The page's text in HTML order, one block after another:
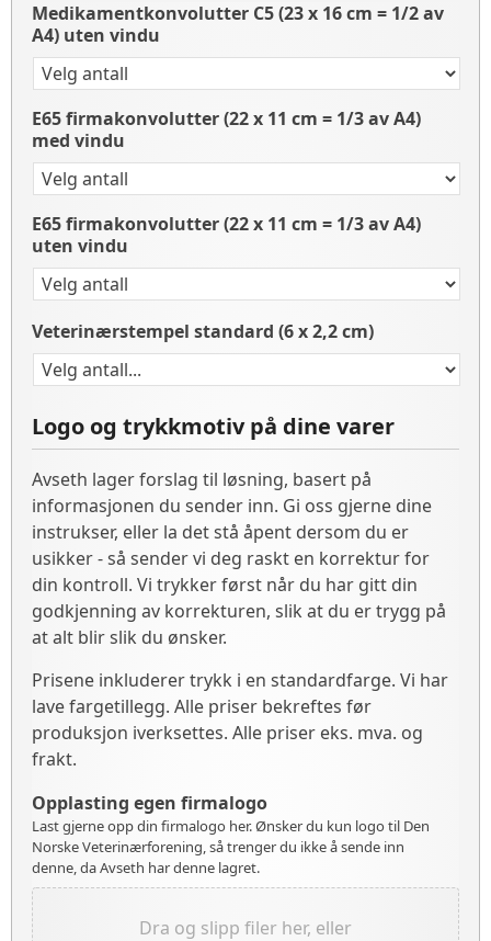
Medikamentkonvolutter C5 (23 x 16 cm = 1/2 av
A4) uten vindu
E65 firmakonvolutter (22 x 11 cm = 1/3 av A4)
med vindu
E65 firmakonvolutter (22 x 11 cm = 1/3 av A4)
uten vindu
Veterinærstempel standard (6 x 2,2 cm)
Logo og trykkmotiv på dine varer
Avseth lager forslag til løsning, basert på
informasjonen du sender inn. Gi oss gjerne dine
instrukser, eller la det stå åpent dersom du er
usikker - så sender vi deg raskt en korrektur for
din kontroll. Vi trykker først når du har gitt din
godkjenning av korrekturen, slik at du er trygg på
at alt blir slik du ønsker.
Prisene inkluderer trykk i en standardfarge. Vi har
lave fargetillegg. Alle priser bekreftes før
produksjon iverksettes. Alle priser eks. mva. og
frakt.
Opplasting egen firmalogo
Last gjerne opp din firmalogo her. Ønsker du kun logo til Den
Norske Veterinærforening, så trenger du ikke å sende inn
denne, da Avseth har denne lagret.
Dra og slipp filer her, eller